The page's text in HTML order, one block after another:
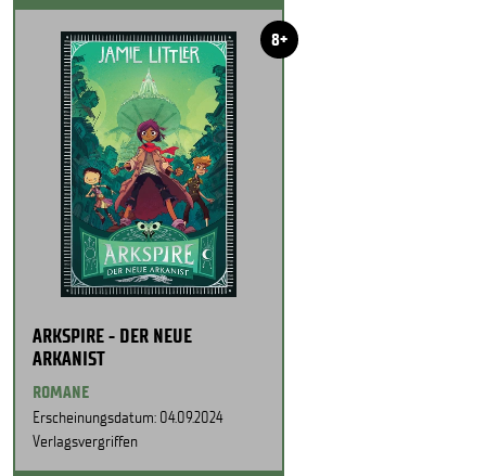
8+
ARKSPIRE - DER NEUE
ARKANIST
ROMANE
Erscheinungsdatum: 04.09.2024
Verlagsvergriffen